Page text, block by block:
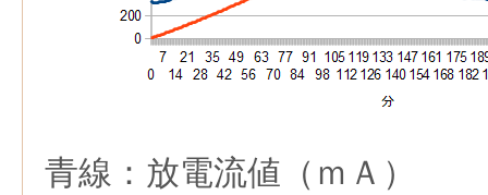
青線：放電流値（ｍＡ）